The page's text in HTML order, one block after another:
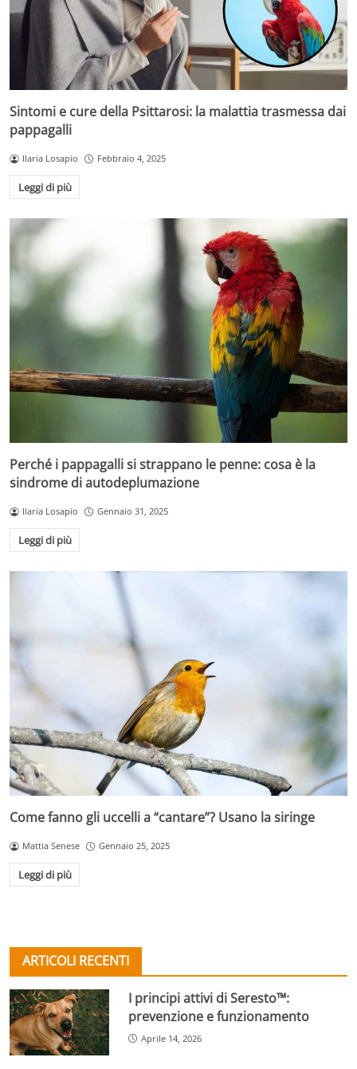
Sintomi e cure della Psittarosi: la malattia trasmessa dai
pappagalli
Ilaria Losapio Febbraio 4, 2025
Leggi di più
Perché i pappagalli si strappano le penne: cosa è la
sindrome di autodeplumazione
Ilaria Losapio Gennaio 31, 2025
Leggi di più
Come fanno gli uccelli a “cantare”? Usano la siringe
Mattia Senese Gennaio 25, 2025
Leggi di più
ARTICOLI RECENTI
I principi attivi di Seresto™:
prevenzione e funzionamento
Aprile 14, 2026